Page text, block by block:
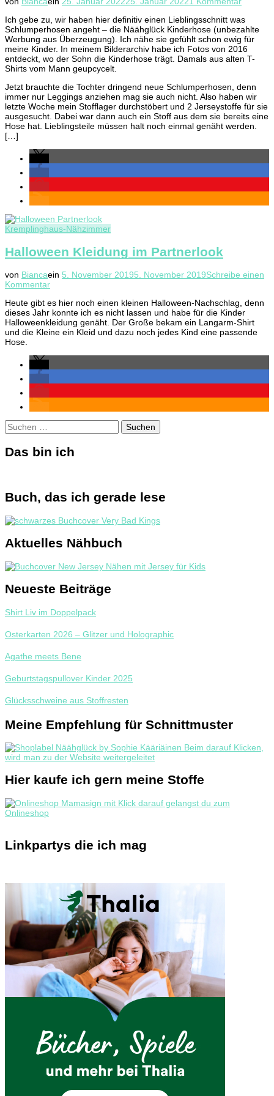
Part
xxx
Ich gebe zu, wir haben hier definitiv einen Lieblingsschnitt was
Schlumperhosen angeht – die Näähglück Kinderhose (unbezahlte
Werbung aus Überzeugung). Ich nähe sie gefühlt schon ewig für
meine Kinder. In meinem Bilderarchiv habe ich Fotos von 2016
entdeckt, wo der Sohn die Kinderhose trägt. Damals aus alten T-
Shirts vom Mann geupcycelt.
Jetzt brauchte die Tochter dringend neue Schlumperhosen, denn
immer nur Leggings anziehen mag sie auch nicht. Also haben wir
letzte Woche mein Stofflager durchstöbert und 2 Jerseystoffe für sie
ausgesucht. Dabei war dann auch ein Stoff aus dem sie bereits eine
Hose hat. Lieblingsteile müssen halt noch einmal genäht werden.
[…]
Kremplinghaus-Nähzimmer
Halloween Kleidung im Partnerlook
von Biancaein 5. November 20195. November 2019Schreibe einen
Kommentarzu
Kleidung
im
Partnerlook
Heute gibt es hier noch einen kleinen Halloween-Nachschlag, denn
dieses Jahr konnte ich es nicht lassen und habe für die Kinder
Halloweenkleidung genäht. Der Große bekam ein Langarm-Shirt
und die Kleine ein Kleid und dazu noch jedes Kind eine passende
Hose.
Suchen
nach:
Das bin ich
Buch, das ich gerade lese
Aktuelles Nähbuch
Neueste Beiträge
Shirt Liv im Doppelpack
Osterkarten 2026 – Glitzer und Holographic
Agathe meets Bene
Geburtstagspullover Kinder 2025
Glücksschweine aus Stoffresten
Meine Empfehlung für Schnittmuster
Hier kaufe ich gern meine Stoffe
Linkpartys die ich mag